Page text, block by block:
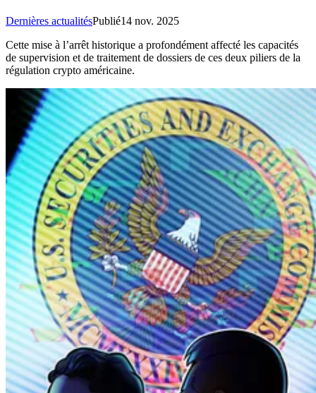
Dernières actualitésPublié14 nov. 2025
Cette mise à l’arrêt historique a profondément affecté les capacités
de supervision et de traitement de dossiers de ces deux piliers de la
régulation crypto américaine.